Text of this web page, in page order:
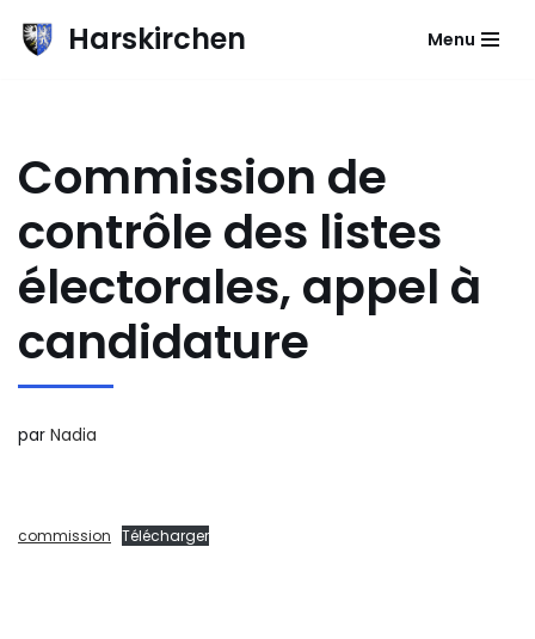
Aller
Harskirchen Menu
Commission de
contrôle des listes
électorales, appel à
candidature
par Nadia
commission Télécharger